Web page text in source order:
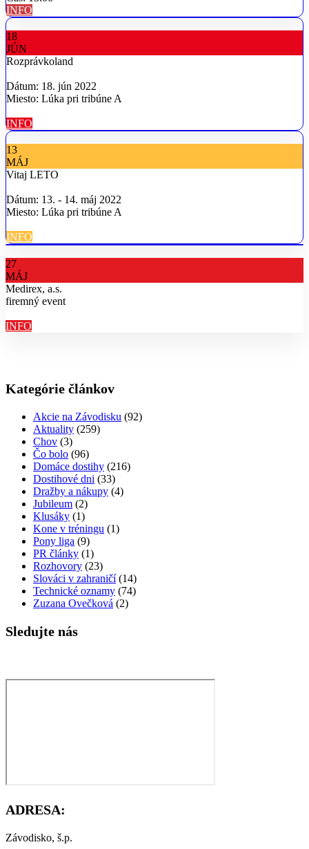
INFO
18
JÚN
Rozprávkoland
Dátum: 18. jún 2022
Miesto: Lúka pri tribúne A
INFO
13
MÁJ
Vitaj LETO
Dátum: 13. - 14. máj 2022
Miesto: Lúka pri tribúne A
INFO
27
MÁJ
Medirex, a.s.
firemný event
INFO
Kategórie článkov
Akcie na Závodisku (92)
Aktuality (259)
Chov (3)
Čo bolo (96)
Domáce dostihy (216)
Dostihové dni (33)
Dražby a nákupy (4)
Jubileum (2)
Klusáky (1)
Kone v tréningu (1)
Pony liga (9)
PR články (1)
Rozhovory (23)
Slováci v zahraničí(14)
Technické oznamy (74)
Zuzana Ovečková (2)
Sledujte nás
ADRESA:
Závodisko, š.p.